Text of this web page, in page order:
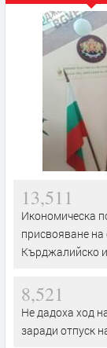
13,511
Икономическа
присвояване
Кърджалийско
8,521
Не дадоха ход
заради отпуск